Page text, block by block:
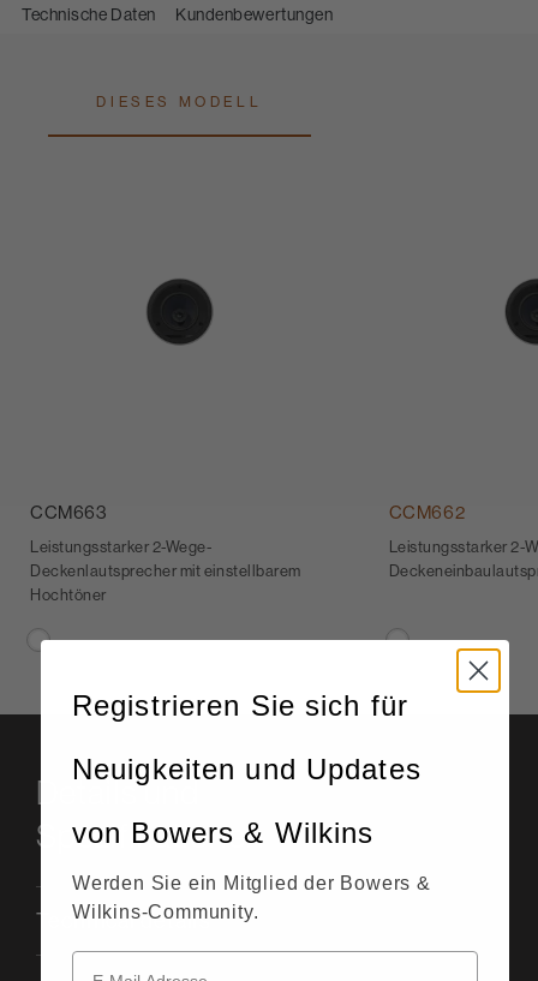
Technische Daten Kundenbewertungen
DIESES MODELL
CCM663
Leistungsstarker 2-Wege-
Deckenlautsprecher mit einstellbarem
Hochtöner
CCM662
Leistungsstarker 2-
Details und
Spezifikationen
Technical details
Registrieren Sie sich für
Neuigkeiten und Updates
von Bowers & Wilkins
Werden Sie ein Mitglied der Bowers &
Wilkins-Community.